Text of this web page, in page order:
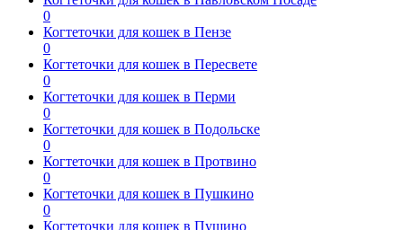
0
Когтеточки для кошек в Пензе
0
Когтеточки для кошек в Пересвете
0
Когтеточки для кошек в Перми
0
Когтеточки для кошек в Подольске
0
Когтеточки для кошек в Протвино
0
Когтеточки для кошек в Пушкино
0
Когтеточки для кошек в Пущино